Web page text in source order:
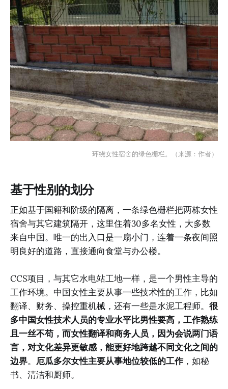
环绕女性宿舍的绿色栅栏。（来源：作者）
基于性别的划分
正如基于国籍和阶级的隔离，一条绿色栅栏把两栋女性
宿舍与其它建筑隔开，这里住着30多名女性，大多数
来自中国。唯一的出入口是一扇小门，连着一条夜间照
明良好的道路，直接通向食堂与办公楼。
CCS项目，与其它水电站工地一样，是一个男性主导的
工作环境。中国女性主要从事一些技术性的工作，比如
翻译、财务、操控重机械，还有一些是水泥工程师。 很
多中国女性技术人员的专业水平比男性要高，工作熟练
且一丝不苟，而女性翻译和商务人员，因为会说两门语
言，对文化差异更敏感，能更好地跨越不同文化之间的
边界。 厄瓜多尔女性主要从事地位较低的工作，如秘
书、清洁和厨师。